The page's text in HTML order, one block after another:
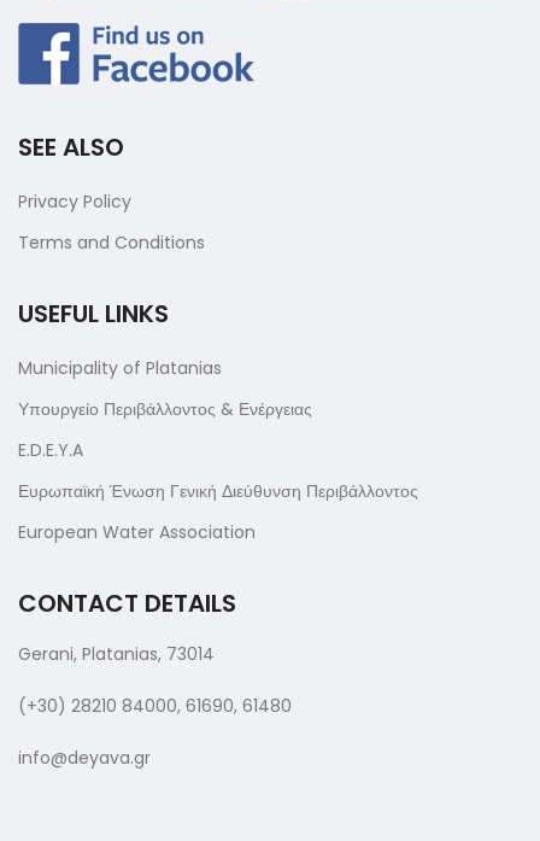
SEE ALSO
Privacy Policy
Terms and Conditions
USEFUL LINKS
Municipality of Platanias
Υπουργείο Περιβάλλοντος & Ενέργειας
E.D.E.Y.A
Ευρωπαϊκή Ένωση Γενική Διεύθυνση Περιβάλλοντος
European Water Association
CONTACT DETAILS
Gerani, Platanias, 73014
(+30) 28210 84000, 61690, 61480
info@deyava.gr